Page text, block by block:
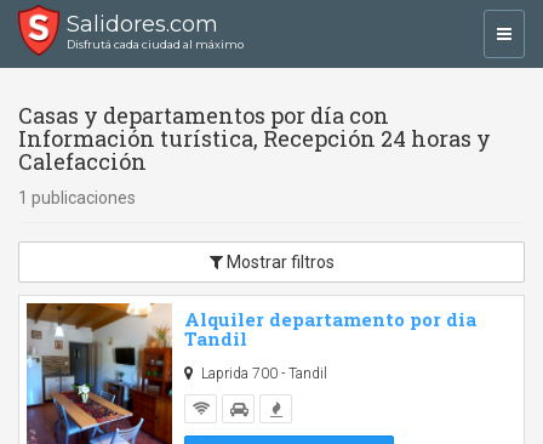
Salidores.com
Disfrutá cada ciudad al máximo
Casas y departamentos por día con
Información turística, Recepción 24 horas y
Calefacción
1 publicaciones
Mostrar filtros
Alquiler departamento por dia
Tandil
Laprida 700 - Tandil